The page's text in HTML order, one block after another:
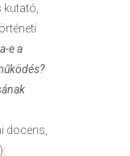
e a
docens,